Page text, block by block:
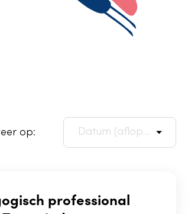
op:
professional